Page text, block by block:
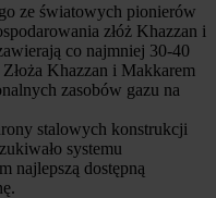
ze światowych pionierów
złóż Khazzan i
co najmniej 30-40
Khazzan i Makkarem
zasobów gazu na
stalowych konstrukcji
systemu
najlepszą dostępną